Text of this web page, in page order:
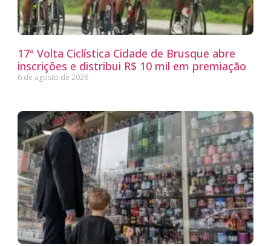
17ª Volta Ciclística Cidade de Brusque abre
inscrições e distribui R$ 10 mil em premiação
6 de agosto de 2026